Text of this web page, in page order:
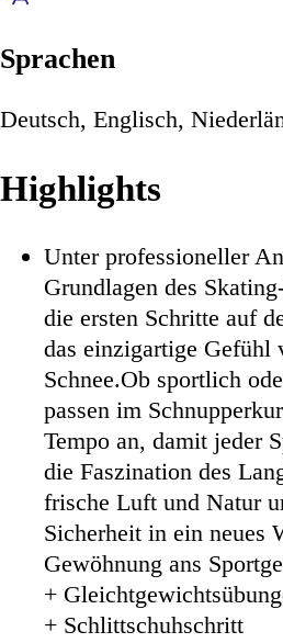
Sprachen
Deutsch, Englisch,
Highlights
Unter professioneller
Grundlagen des
die ersten Schritte auf
das einzigartige Gefühl
Schnee.Ob sportlich
passen im
Tempo an, damit jeder
die Faszination des
frische Luft und Natur
Sicherheit in ein neues
Gewöhnung ans
+
+ Schlittschuhschritt